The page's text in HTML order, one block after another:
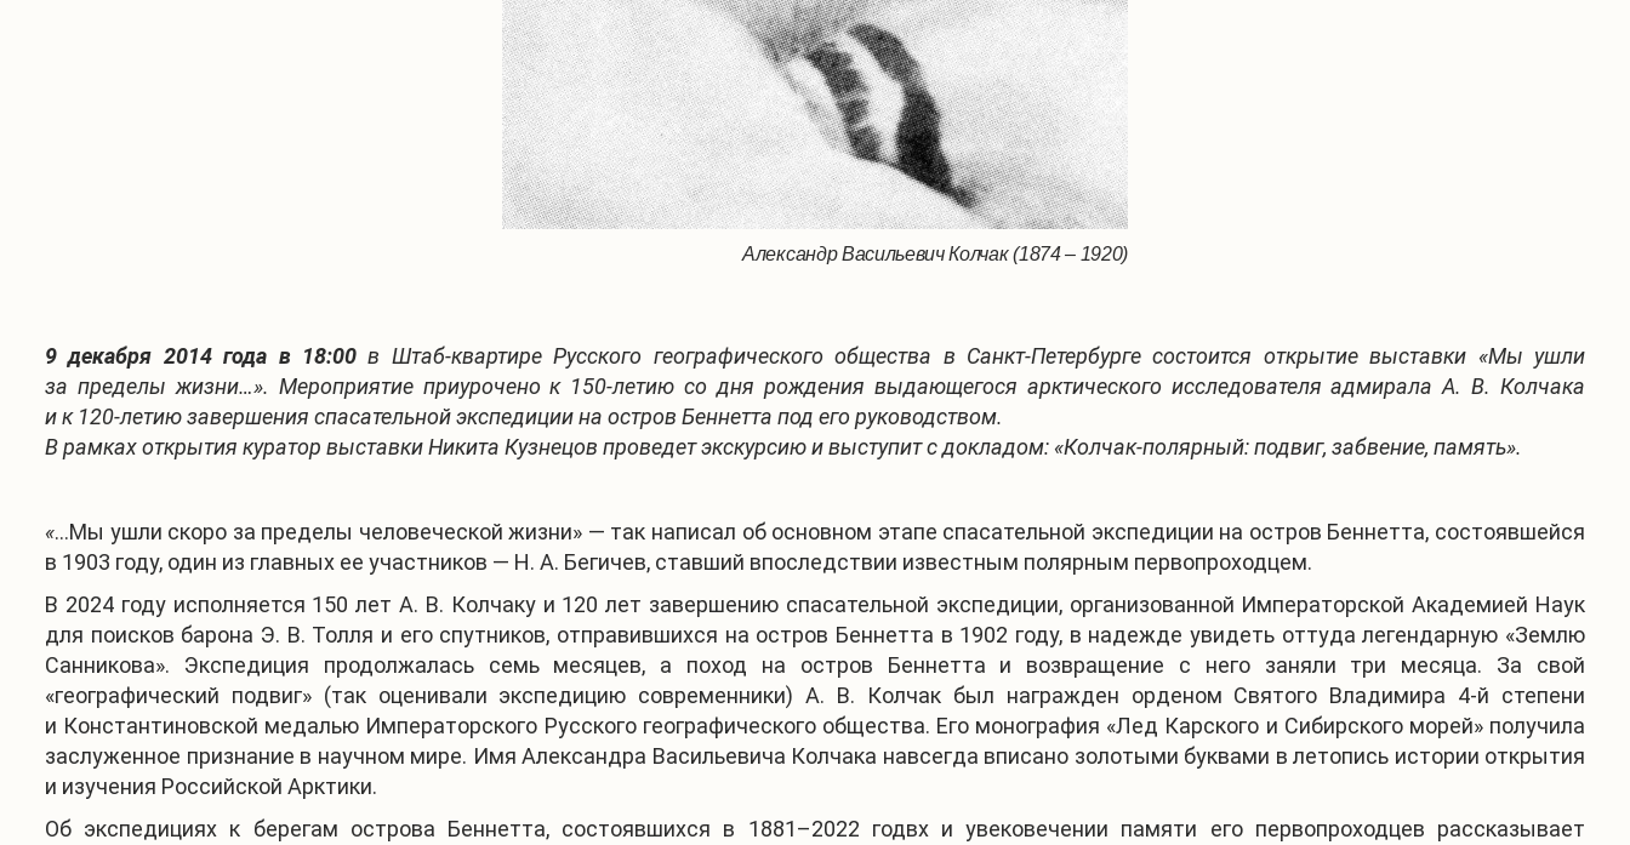
Александр Васильевич Колчак (1874 – 1920)
9 декабря 2014 года в 18:00в Штаб-квартире Русского географического общества в Санкт-Петербурге состоится открытие выставки «Мы ушли
за пределы жизни…». Мероприятие приурочено к 150-летию со дня рождения выдающегося арктического исследователя адмирала А. В. Колчака
и к 120-летию завершения спасательной экспедиции на остров Беннетта под его руководством.
В рамках открытия куратор выставки Никита Кузнецов проведет экскурсию и выступит с докладом: «Колчак-полярный: подвиг, забвение, память».
«…Мы ушли скоро за пределы человеческой жизни» — так написал об основном этапе спасательной экспедиции на остров Беннетта, состоявшейся
в 1903 году, один из главных ее участников — Н. А. Бегичев, ставший впоследствии известным полярным первопроходцем.
В 2024 году исполняется 150 лет А. В. Колчаку и 120 лет завершению спасательной экспедиции, организованной Императорской Академией Наук
для поисков барона Э. В. Толля и его спутников, отправившихся на остров Беннетта в 1902 году, в надежде увидеть оттуда легендарную «Землю
Санникова». Экспедиция продолжалась семь месяцев, а поход на остров Беннетта и возвращение с него заняли три месяца. За свой
«географический подвиг» (так оценивали экспедицию современники) А. В. Колчак был награжден орденом Святого Владимира 4-й степени
и Константиновской медалью Императорского Русского географического общества. Его монография «Лед Карского и Сибирского морей» получила
заслуженное признание в научном мире. Имя Александра Васильевича Колчака навсегда вписано золотыми буквами в летопись истории открытия
и изучения Российской Арктики.
Об экспедициях к берегам острова Беннетта, состоявшихся в 1881–2022 годвх и увековечении памяти его первопроходцев рассказывает